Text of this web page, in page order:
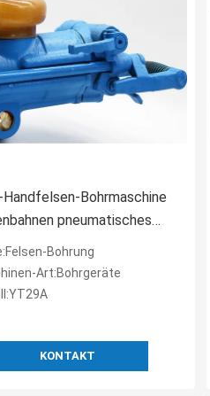
Bohrmaschine
pneumatisches
Bohrung
Art:Bohrgeräte
KONTAKT